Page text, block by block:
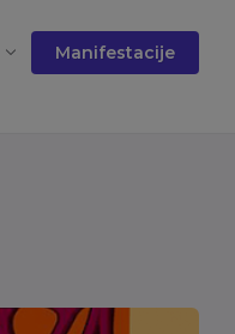
Manifestacije